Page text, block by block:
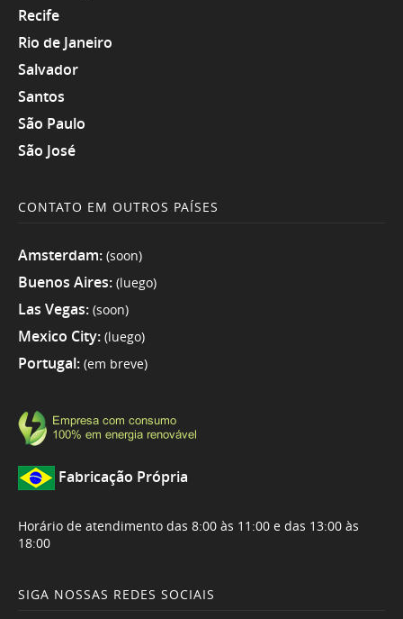
Recife
Rio de Janeiro
Salvador
Santos
São Paulo
São José
CONTATO EM OUTROS PAÍSES
Amsterdam: (soon)
Buenos Aires: (luego)
Las Vegas: (soon)
Mexico City: (luego)
Portugal: (em breve)
Fabricação Própria
Horário de atendimento das 8:00 às 11:00 e das 13:00 às
18:00
SIGA NOSSAS REDES SOCIAIS